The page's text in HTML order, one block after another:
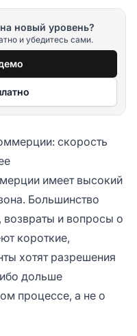
новый уровень?
и убедитесь сами.
скорость
имеет высокий
Большинство
возвраты и вопросы о
короткие,
хотят разрешения
дольше
процессе, а не о